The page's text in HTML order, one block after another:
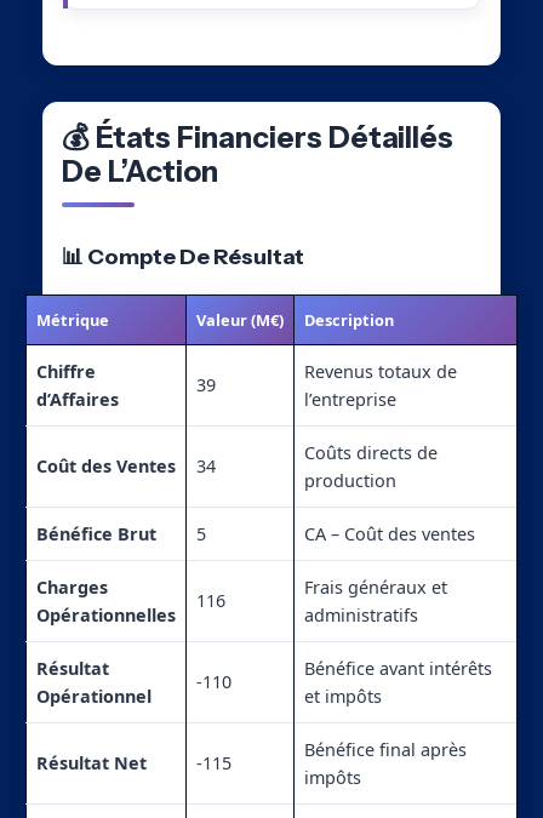
💰 États Financiers Détaillés
De L’Action
📊 Compte De Résultat
Métrique Valeur (M€) Description
Chiffre
d’Affaires
39
Revenus totaux de
l’entreprise
Coût des Ventes 34
Coûts directs de
production
Bénéfice Brut 5 CA – Coût des ventes
Charges
Opérationnelles
116
Frais généraux et
administratifs
Résultat
Opérationnel
-110
Bénéfice avant intérêts
et impôts
Résultat Net -115
Bénéfice final après
impôts